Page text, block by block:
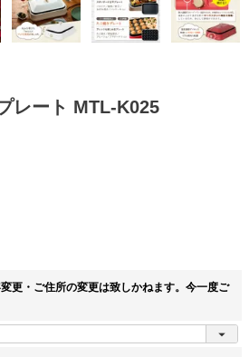
レート MTL-K025
更・ご住所の変更は致しかねます。今一度ご